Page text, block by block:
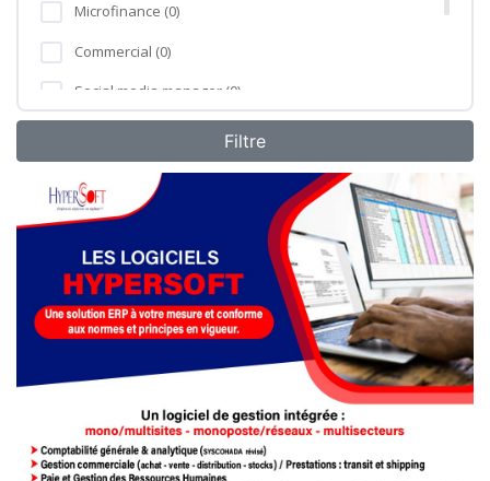
Microfinance (0)
Commercial (0)
Social media manager (0)
Formation professionnelle (0)
Agro-industrie (0)